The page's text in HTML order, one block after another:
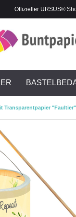
Offizieller URSUS®
Transparentpapier "Faultier"